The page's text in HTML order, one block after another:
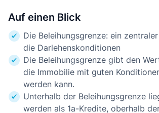
Auf einen Blick
Die Beleihungsgrenze: ein
die Darlehenskonditionen
Die Beleihungsgrenze gibt den
die Immobilie mit guten
werden kann.
Unterhalb der Beleihungsgrenze
werden als 1a-Kredite, oberhalb